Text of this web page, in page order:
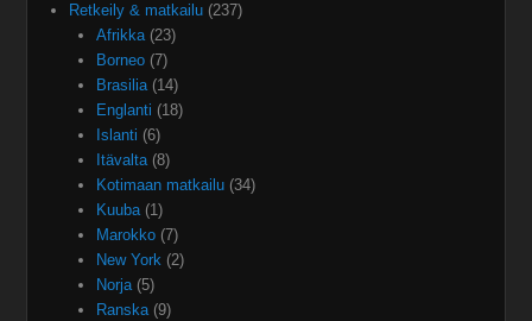
Retkeily & matkailu (237)
Afrikka(23)
Borneo(7)
Brasilia(14)
Englanti (18)
Islanti (6)
Itävalta(8)
Kotimaan matkailu(34)
Kuuba(1)
Marokko(7)
New York(2)
Norja(5)
Ranska(9)